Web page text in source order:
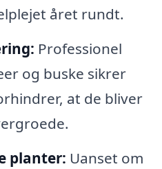
året rundt.
Professionel
og buske sikrer
at de bliver
planter: Uanset om